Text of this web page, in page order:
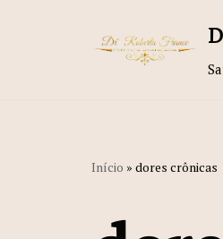
Início » dores crônicas